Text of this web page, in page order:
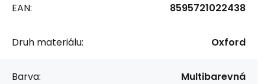
EAN: 8595721022438
Druh materiálu: Oxford
Barva: Multibarevná